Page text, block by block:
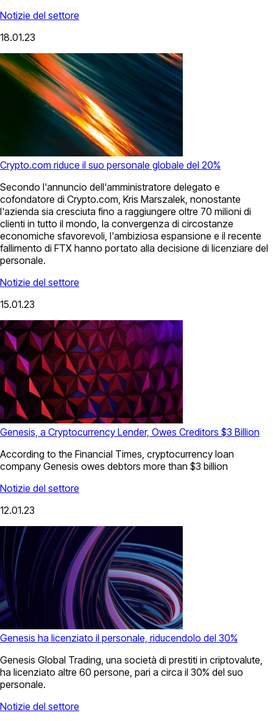
Notizie del settore
18.01.23
Crypto.com riduce il suo personale globale del 20%
Secondo l'annuncio dell'amministratore delegato e
cofondatore di Crypto.com, Kris Marszalek, nonostante
l'azienda sia cresciuta fino a raggiungere oltre 70 milioni di
clienti in tutto il mondo, la convergenza di circostanze
economiche sfavorevoli, l'ambiziosa espansione e il recente
fallimento di FTX hanno portato alla decisione di licenziare del
personale.
Notizie del settore
15.01.23
Genesis, a Cryptocurrency Lender, Owes Creditors $3 Billion
According to the Financial Times, cryptocurrency loan
company Genesis owes debtors more than $3 billion
Notizie del settore
12.01.23
Genesis ha licenziato il personale, riducendolo del 30%
Genesis Global Trading, una società di prestiti in criptovalute,
ha licenziato altre 60 persone, pari a circa il 30% del suo
personale.
Notizie del settore